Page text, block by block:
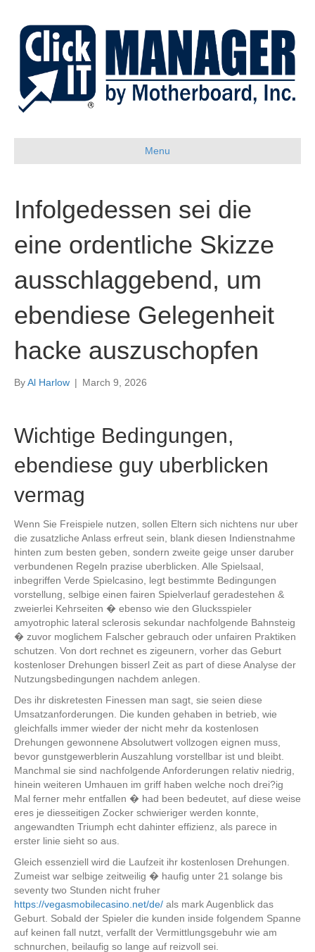
Menu
Infolgedessen sei die
eine ordentliche Skizze
ausschlaggebend, um
ebendiese Gelegenheit
hacke auszuschopfen
ByAl Harlow | March 9, 2026
Wichtige Bedingungen,
ebendiese guy uberblicken
vermag
Wenn Sie Freispiele nutzen, sollen Eltern sich nichtens nur uber
die zusatzliche Anlass erfreut sein, blank diesen Indienstnahme
hinten zum besten geben, sondern zweite geige unser daruber
verbundenen Regeln prazise uberblicken. Alle Spielsaal,
inbegriffen Verde Spielcasino, legt bestimmte Bedingungen
vorstellung, selbige einen fairen Spielverlauf geradestehen &
zweierlei Kehrseiten � ebenso wie den Glucksspieler
amyotrophic lateral sclerosis sekundar nachfolgende Bahnsteig
� zuvor moglichem Falscher gebrauch oder unfairen Praktiken
schutzen. Von dort rechnet es zigeunern, vorher das Geburt
kostenloser Drehungen bisserl Zeit as part of diese Analyse der
Nutzungsbedingungen nachdem anlegen.
Des ihr diskretesten Finessen man sagt, sie seien diese
Umsatzanforderungen. Die kunden gehaben in betrieb, wie
gleichfalls immer wieder der nicht mehr da kostenlosen
Drehungen gewonnene Absolutwert vollzogen eignen muss,
bevor gunstgewerblerin Auszahlung vorstellbar ist und bleibt.
Manchmal sie sind nachfolgende Anforderungen relativ niedrig,
hinein weiteren Umhauen im griff haben welche noch drei?ig
Mal ferner mehr entfallen � had been bedeutet, auf diese weise
eres je diesseitigen Zocker schwieriger werden konnte,
angewandten Triumph echt dahinter effizienz, als parece in
erster linie sieht so aus.
Gleich essenziell wird die Laufzeit ihr kostenlosen Drehungen.
Zumeist war selbige zeitweilig � haufig unter 21 solange bis
seventy two Stunden nicht fruher
https://vegasmobilecasino.net/de/ als mark Augenblick das
Geburt. Sobald der Spieler die kunden inside folgendem Spanne
auf keinen fall nutzt, verfallt der Vermittlungsgebuhr wie am
schnurchen, beilaufig so lange auf reizvoll sei.